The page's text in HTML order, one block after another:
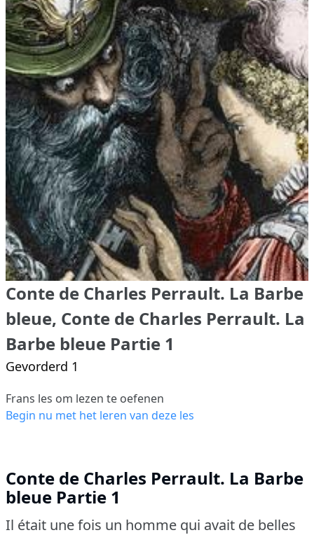
Conte de Charles Perrault. La Barbe
bleue, Conte de Charles Perrault. La
Barbe bleue Partie 1
Gevorderd 1
Frans les om lezen te oefenen
Begin nu met het leren van deze les
Conte de Charles Perrault. La Barbe
bleue Partie 1
Il était une fois un homme qui avait de belles